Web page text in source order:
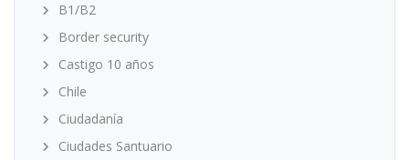
B1/B2
Border security
Castigo 10 años
Chile
Ciudadanía
Ciudades Santuario